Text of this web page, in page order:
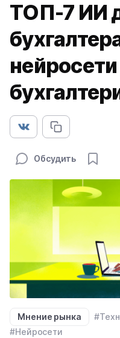
ТОП-7 ИИ
Обсудить
Мнение рынка
#Нейросети